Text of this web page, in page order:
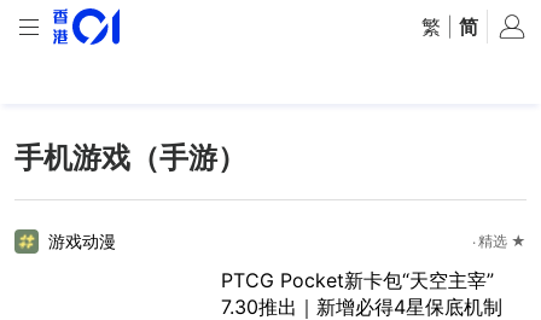
繁 简
手机游戏（手游）
游戏动漫 精选 ★
PTCG Pocket新卡包“天空主宰”
7.30推出｜新增必得4星保底机制